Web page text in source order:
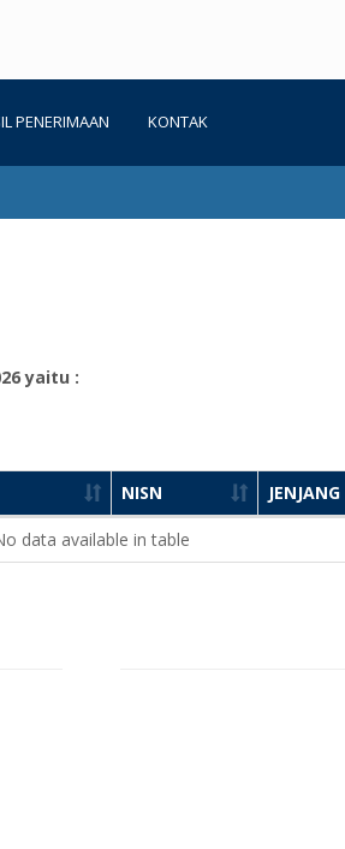
PENERIMAAN KONTAK
yaitu :
NISN JENJANG
data available in table